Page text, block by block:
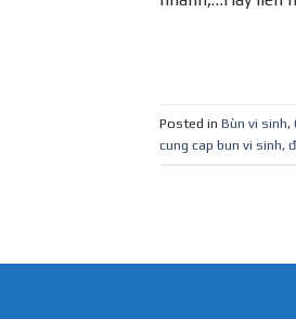
Posted in Bùn vi sinh,
cung cap bun vi sinh,